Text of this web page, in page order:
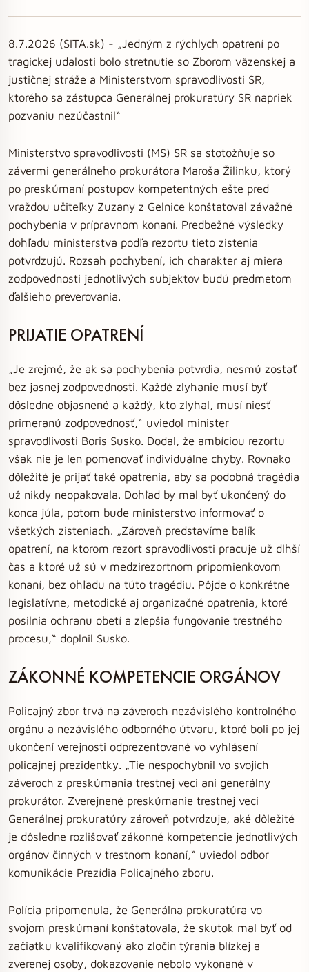
8.7.2026 (SITA.sk) - „Jedným z rýchlych opatrení po
tragickej udalosti bolo stretnutie so Zborom väzenskej a
justičnej stráže a Ministerstvom spravodlivosti SR,
ktorého sa zástupca Generálnej prokuratúry SR napriek
pozvaniu nezúčastnil“
Ministerstvo spravodlivosti (MS) SR sa stotožňuje so
závermi generálneho prokurátora Maroša Žilinku, ktorý
po preskúmaní postupov kompetentných ešte pred
vraždou učiteľky Zuzany z Gelnice konštatoval závažné
pochybenia v prípravnom konaní. Predbežné výsledky
dohľadu ministerstva podľa rezortu tieto zistenia
potvrdzujú. Rozsah pochybení, ich charakter aj miera
zodpovednosti jednotlivých subjektov budú predmetom
ďalšieho preverovania.
PRIJATIE OPATRENÍ
„Je zrejmé, že ak sa pochybenia potvrdia, nesmú zostať
bez jasnej zodpovednosti. Každé zlyhanie musí byť
dôsledne objasnené a každý, kto zlyhal, musí niesť
primeranú zodpovednosť,“ uviedol minister
spravodlivosti Boris Susko. Dodal, že ambíciou rezortu
však nie je len pomenovať individuálne chyby. Rovnako
dôležité je prijať také opatrenia, aby sa podobná tragédia
už nikdy neopakovala. Dohľad by mal byť ukončený do
konca júla, potom bude ministerstvo informovať o
všetkých zisteniach. „Zároveň predstavíme balík
opatrení, na ktorom rezort spravodlivosti pracuje už dlhší
čas a ktoré už sú v medzirezortnom pripomienkovom
konaní, bez ohľadu na túto tragédiu. Pôjde o konkrétne
legislatívne, metodické aj organizačné opatrenia, ktoré
posilnia ochranu obetí a zlepšia fungovanie trestného
procesu,“ doplnil Susko.
ZÁKONNÉ KOMPETENCIE ORGÁNOV
Policajný zbor trvá na záveroch nezávislého kontrolného
orgánu a nezávislého odborného útvaru, ktoré boli po jej
ukončení verejnosti odprezentované vo vyhlásení
policajnej prezidentky. „Tie nespochybnil vo svojich
záveroch z preskúmania trestnej veci ani generálny
prokurátor. Zverejnené preskúmanie trestnej veci
Generálnej prokuratúry zároveň potvrdzuje, aké dôležité
je dôsledne rozlišovať zákonné kompetencie jednotlivých
orgánov činných v trestnom konaní,“ uviedol odbor
komunikácie Prezídia Policajného zboru.
Polícia pripomenula, že Generálna prokuratúra vo
svojom preskúmaní konštatovala, že skutok mal byť od
začiatku kvalifikovaný ako zločin týrania blízkej a
zverenej osoby, dokazovanie nebolo vykonané v